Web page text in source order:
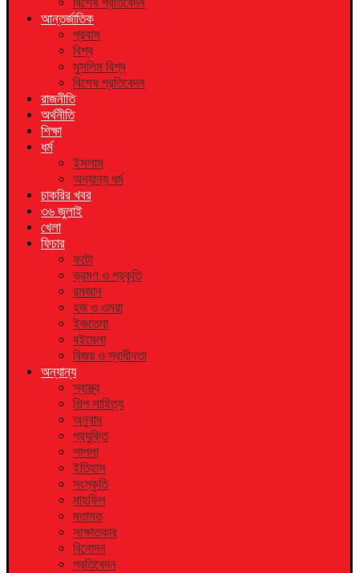
আন্তর্জাতিক
প্রবাস
বিশ্ব
মুসলিম বিশ্ব
বিশেষ প্রতিবেদন
রাজনীতি
অর্থনীতি
শিক্ষা
ধর্ম
ইসলাম
অন্যান্য ধর্ম
চাকরির খবর
৩৬ জুলাই
খেলা
ফিচার
ফটো
ভ্রমণ ও প্রকৃতি
রমজান
হজ ও ওমরা
ইজতেমা
বইমেলা
বিজয় ও স্বাধীনতা
অন্যান্য
স্বাস্থ্য
শিল্প সাহিত্য
অনুবাদ
প্রযুক্তি
শাপলা
ইতিহাস
সংস্কৃতি
মাহফিল
মতামত
সাক্ষাতকার
বিনোদন
প্রতিবেদন